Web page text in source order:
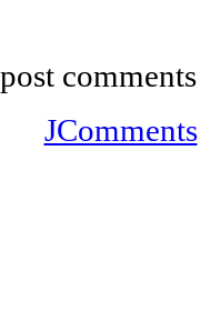
comments
JComments